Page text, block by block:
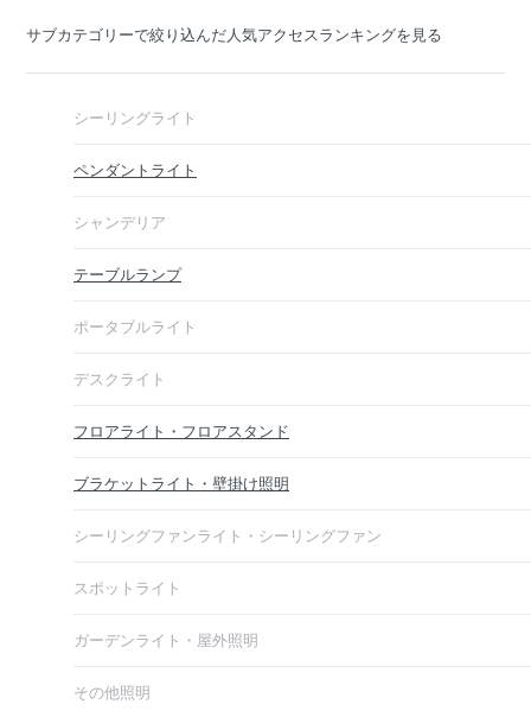
サブカテゴリーで絞り込んだ人気アクセスランキングを見る
シーリングライト
ペンダントライト
シャンデリア
テーブルランプ
ポータブルライト
デスクライト
フロアライト・フロアスタンド
ブラケットライト・壁掛け照明
シーリングファンライト・シーリングファン
スポットライト
ガーデンライト・屋外照明
その他照明